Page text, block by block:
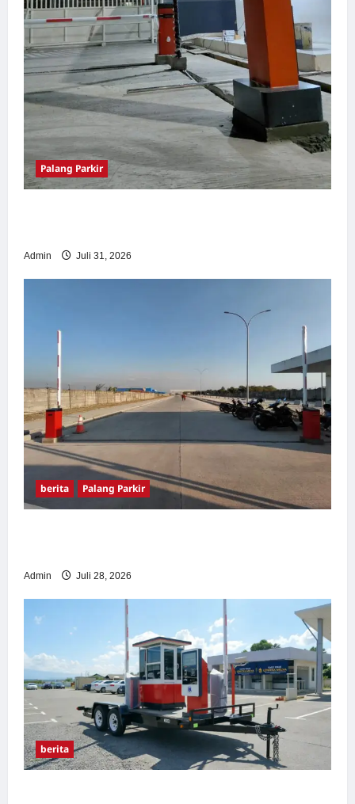
Palang Parkir
Admin Juli 31, 2026
berita Palang Parkir
Admin Juli 28, 2026
berita